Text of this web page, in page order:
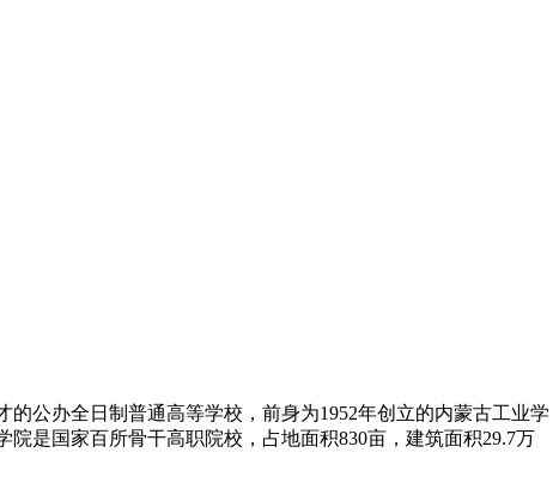
公办全日制普通高等学校，前身为1952年创立的内蒙古工业学
是国家百所骨干高职院校，占地面积830亩，建筑面积29.7万